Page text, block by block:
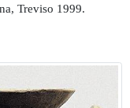
Treviso 1999.